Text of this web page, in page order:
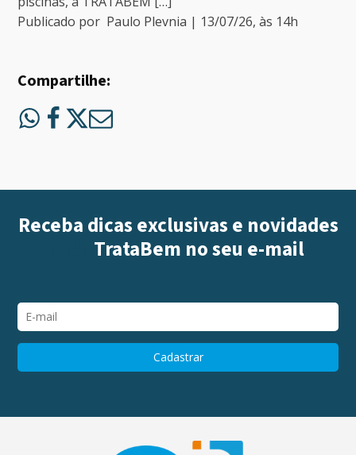
Publicado por Paulo Plevnia | 13/07/26, às 14h
Compartilhe:
Receba dicas exclusivas e novidades
TrataBem no seu e-mail